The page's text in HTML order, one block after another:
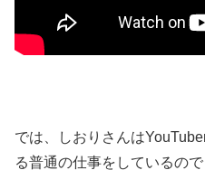
では、しおりさんは
る普通の仕事をしているので